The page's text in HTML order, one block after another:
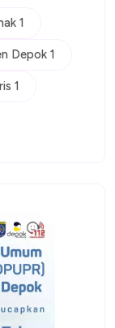
1
Depok 1
1